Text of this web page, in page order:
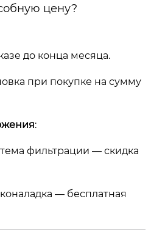
цену?
до конца месяца.
при покупке на сумму
:
фильтрации — скидка
— бесплатная